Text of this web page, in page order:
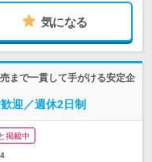
気になる
まで一貫して手がける安定企
迎／週休2日制
掲載中